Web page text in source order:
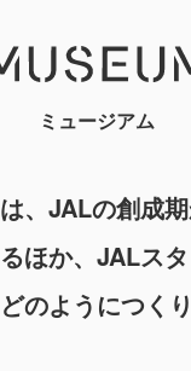
ミュージアム
、JALの創成
ほか、JALス
のようにつく